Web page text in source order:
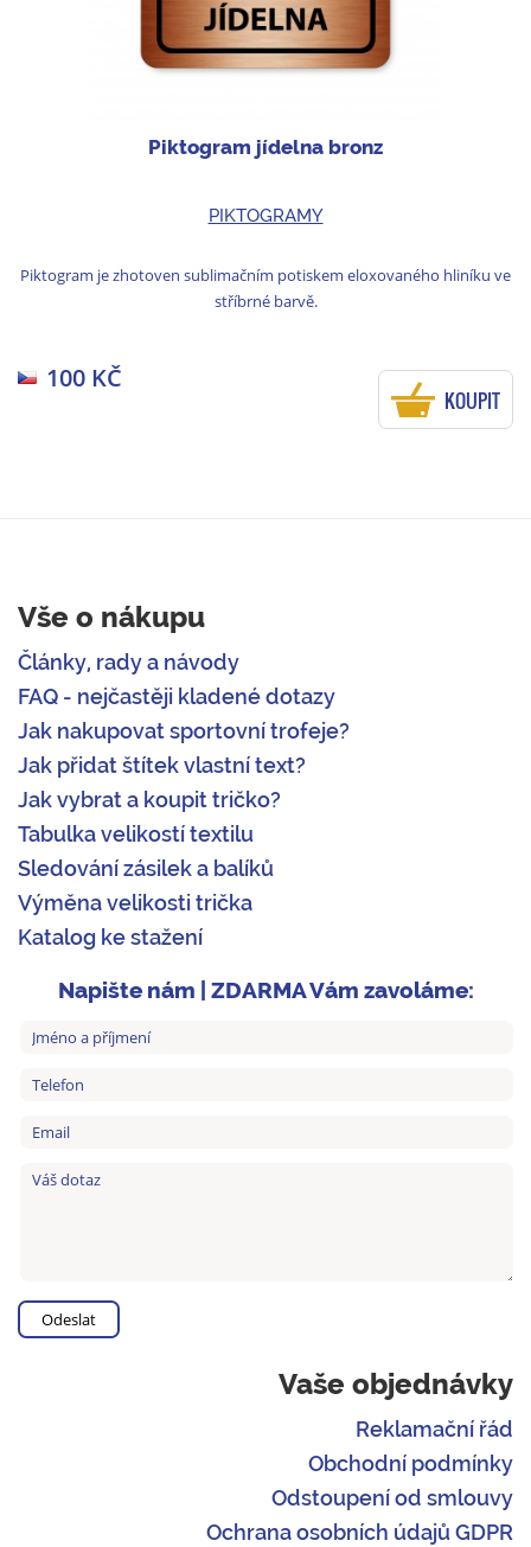
Piktogram jídelna bronz
PIKTOGRAMY
Piktogram je zhotoven sublimačním potiskem eloxovaného hliníku ve
stříbrné barvě.
100 KČ
KOUPIT
Vše o nákupu
Články, rady a návody
FAQ - nejčastěji kladené dotazy
Jak nakupovat sportovní trofeje?
Jak přidat štítek vlastní text?
Jak vybrat a koupit tričko?
Tabulka velikostí textilu
Sledování zásilek a balíků
Výměna velikosti trička
Katalog ke stažení
Napište nám | ZDARMA Vám zavoláme:
Vaše objednávky
Reklamační řád
Obchodní podmínky
Odstoupení od smlouvy
Ochrana osobních údajů GDPR